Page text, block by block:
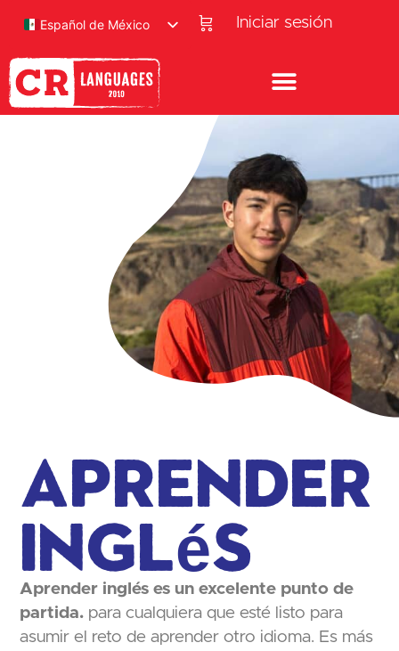
Iniciar sesión
Español de México
Aprender
Inglés
Aprender inglés es un excelente punto de
partida. para cualquiera que esté listo para
asumir el reto de aprender otro idioma. Es más